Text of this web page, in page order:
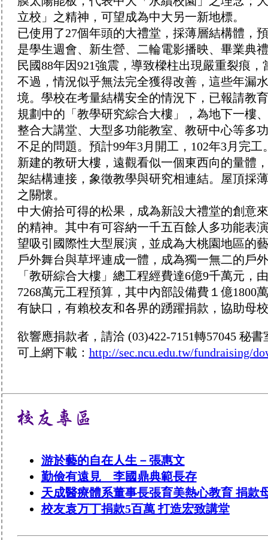
立校」之精神，可望成為中大另一新地標。
已使用了27個年頭的大禮堂，採薄層結構體，
是學生週會、新生營、二輪電影播映、畢業典
民國88年因921強震，導致樑柱出現嚴重裂痕
不過，情況似乎無法完全獲得改善，這些年漏
境。學校在考量結構安全的情況下，已報請教
規劃中的「教學研究綜合大樓」，為地下一樓
整合大講堂、大型多功能教室、教研中心等多
不足的問題。預計99年3月開工，102年3月完工
新建的教研大樓，遠觀看似一個東西向的量體
架結構連接，象徵教學與研究相連結。屋頂採
之關懷。
中大俯拾可得的松果，成為新設大禮堂的創意
的精神。其中有可容納一千五百餘人多功能表
望吸引國際性大型展演，並成為大桃園地區的
戶外舞台與草坪連成一體，成為獨一無二的戶
「教研綜合大樓」總工程經費達6億9千萬元
7268萬元工程預算，其中內部設備費１億1800
有缺口，有賴校友和各界的踴躍捐款，協助母
欲響應捐款者，請洽 (03)422-7151轉57045 秘
可上網下載： http://sec.ncu.edu.tw/fundraising/
游於藝的自在人生－張惠文
勤儉有遠見 李國鼎典範長存
天成醫療體系董事長張育美熱心教育 捐款
校友袁万丁捐款5百萬 打造宏致講堂